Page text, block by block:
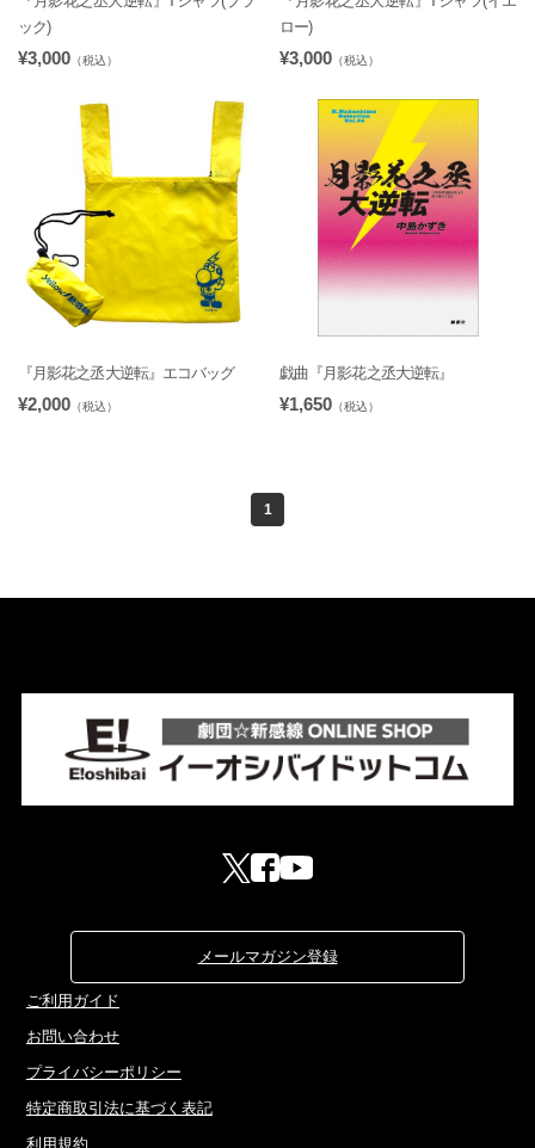
ック)
¥3,000 （税込）
ロー)
¥3,000 （税込）
『月影花之丞大逆転』エコバッグ
¥2,000 （税込）
戯曲『月影花之丞大逆転』
¥1,650 （税込）
1
メールマガジン登録
ご利用ガイド
お問い合わせ
プライバシーポリシー
特定商取引法に基づく表記
利用規約